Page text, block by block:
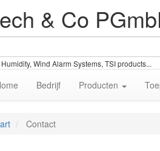
& Co
Wind Alarm Systems, TSI products...
Bedrijf Producten
Contact